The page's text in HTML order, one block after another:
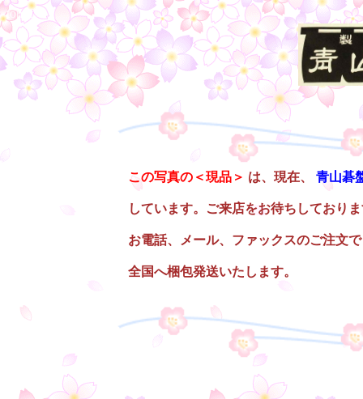
top1f
○
この写真の＜現品＞ は、現在、 青山碁
しています。ご来店をお待ちしており
お電話、メール、ファックスのご注文
全国へ梱包発送いたします。